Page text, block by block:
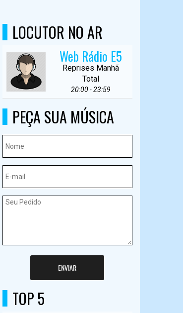
LOCUTOR NO AR
Web Rádio E5
Reprises Manhã
Total
20:00 - 23:59
PEÇA SUA MÚSICA
ENVIAR
TOP 5